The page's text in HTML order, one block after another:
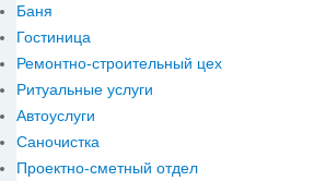
Баня
Гостиница
Ремонтно-строительный цех
Ритуальные услуги
Автоуслуги
Саночистка
Проектно-сметный отдел